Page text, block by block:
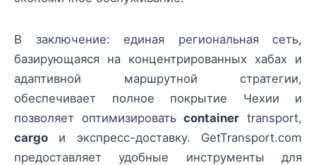
В заключение: единая региональная сеть,
базирующаяся на концентрированных хабах и
адаптивной маршрутной стратегии,
обеспечивает полное покрытие Чехии и
позволяет оптимизироватьcontainer transport,
cargo и экспресс-доставку. GetTransport.com
предоставляет удобные инструменты для